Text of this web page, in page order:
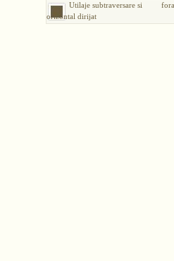
Utilaje subtraversare si
orizontal dirijat